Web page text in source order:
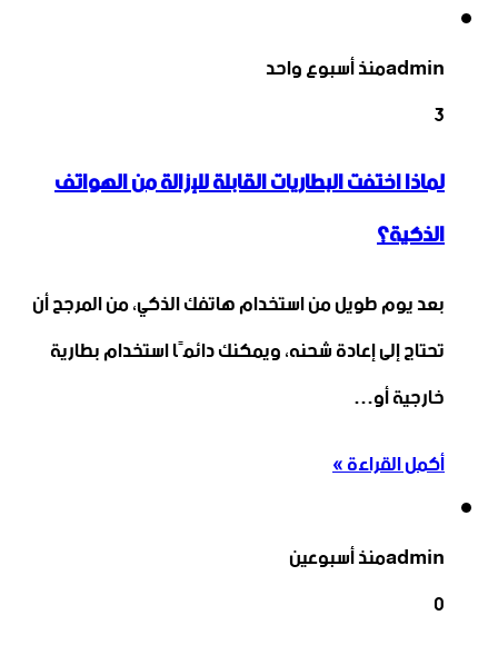
adminمنذ أسبوع واحد
3
لماذا اختفت البطاريات القابلة للإزالة من الهواتف
الذكية؟
بعد يوم طويل من استخدام هاتفك الذكي، من المرجح أن
تحتاج إلى إعادة شحنه، ويمكنك دائمًا استخدام بطارية
خارجية أو…
أكمل القراءة »
adminمنذ أسبوعين
0